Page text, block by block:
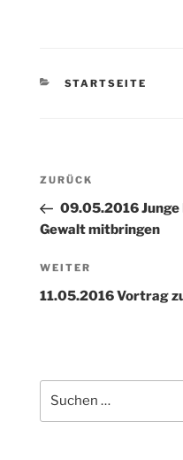
KATEGORIEN
STARTSEITE
Vorheriger
Beitrag
ZURÜCK
09.05.2016 Junge
Gewalt mitbringen
Nächster
Beitrag
WEITER
11.05.2016 Vortrag
nach: